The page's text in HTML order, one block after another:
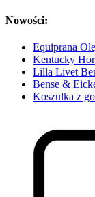
Nowości:
Equiprana
Kentucky
Lilla Livet
Bense &
Koszulka z